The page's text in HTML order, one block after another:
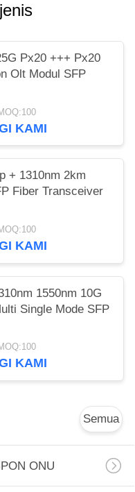
Px20 +++ Px20
Olt Modul SFP
KAMI
+ 1310nm 2km
Fiber Transceiver
KAMI
1550nm 10G
Single Mode SFP
KAMI
Semua
ONU